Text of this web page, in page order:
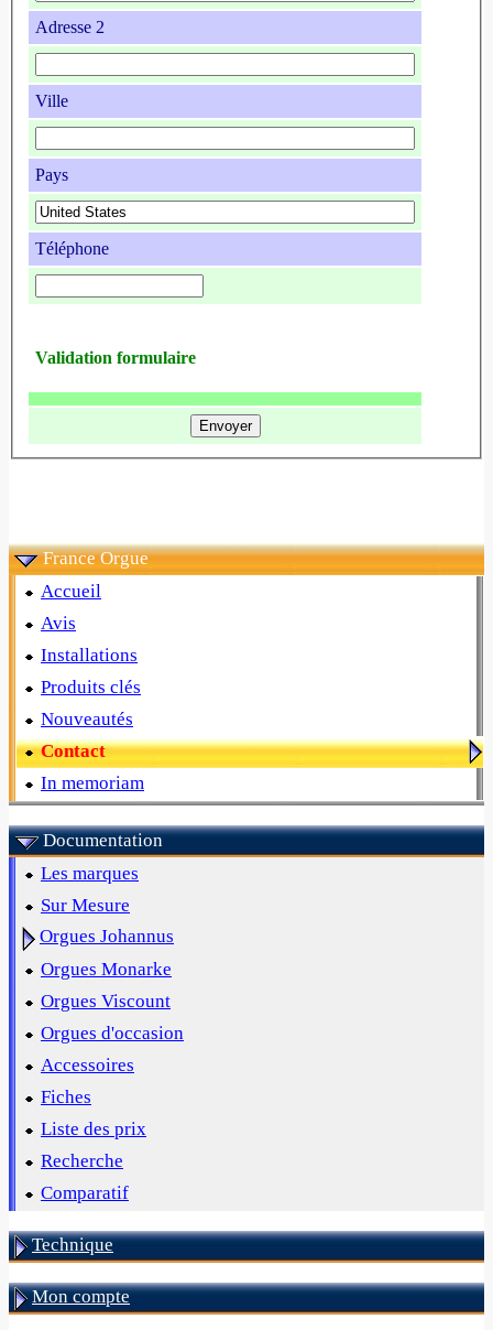
Adresse 2
Ville
Pays
Téléphone
Validation formulaire
France Orgue
Accueil
Avis
Installations
Produits clés
Nouveautés
Contact
In memoriam
Documentation
Les marques
Sur Mesure
Orgues Johannus
Orgues Monarke
Orgues Viscount
Orgues d'occasion
Accessoires
Fiches
Liste des prix
Recherche
Comparatif
Technique
Mon compte